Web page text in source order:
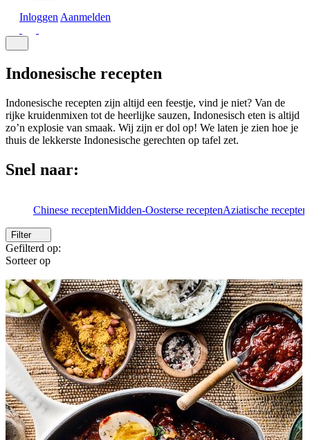
Inloggen Aanmelden
Indonesische recepten
Indonesische recepten zijn altijd een feestje, vind je niet? Van de
rijke kruidenmixen tot de heerlijke sauzen, Indonesisch eten is altijd
zo’n explosie van smaak. Wij zijn er dol op! We laten je zien hoe je
thuis de lekkerste Indonesische gerechten op tafel zet.
Snel naar:
Chinese receptenMidden-Oosterse receptenAziatische recepten
Filter
Gefilterd op:
Sorteer op